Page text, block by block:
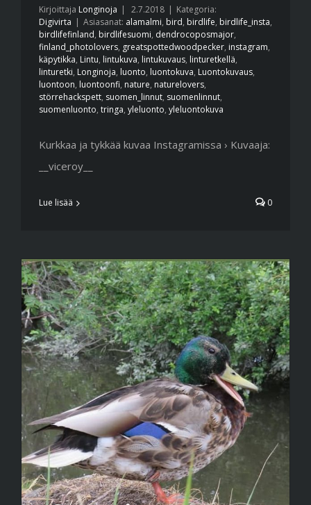
Kirjoittaja Longinoja 2.7.2018
Kategoria:
Digivirta
Asiasanat: alamalmi, bird, birdlife, birdlife_insta,
birdlifefinland, birdlifesuomi, dendrocoposmajor,
finland_photolovers, greatspottedwoodpecker, instagram,
käpytikka, Lintu, lintukuva, lintukuvaus, linturetkellä,
linturetki, Longinoja, luonto, luontokuva, Luontokuvaus,
luontoon, luontoonfi, nature, naturelovers,
störrehackspett, suomen_linnut, suomenlinnut,
suomenluonto, tringa, yleluonto, yleluontokuva
Kurkkaa ja tykkää kuvaa Instagramissa › Kuvaaja:
__viceroy__
Lue lisää 0